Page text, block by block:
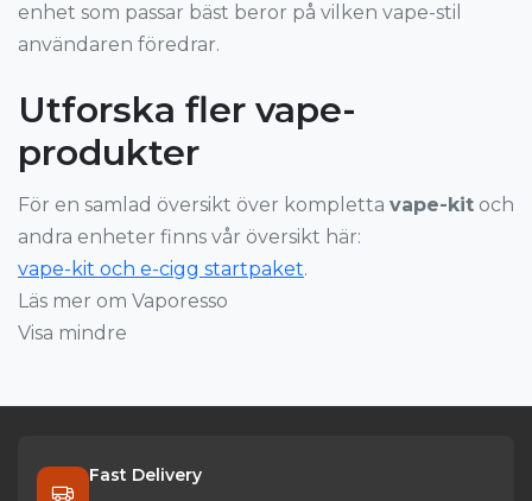
enhet som passar bäst beror på vilken vape-stil
användaren föredrar.
Utforska fler vape-
produkter
För en samlad översikt över kompletta vape-kit och
andra enheter finns vår översikt här:
vape-kit och e-cigg startpaket.
Läs mer om Vaporesso
Visa mindre
Fast Delivery